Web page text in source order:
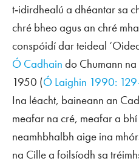
t‑idirdhealú a dhéantar sa
chré bheo agus an chré
conspóidí dar teideal
Ó Cadhain do Chumann
1950 (Ó Laighin 1990:
Ina léacht, baineann an
meafar na cré, meafar a
neamhbhalbh aige ina
na Cillea foilsíodh sa